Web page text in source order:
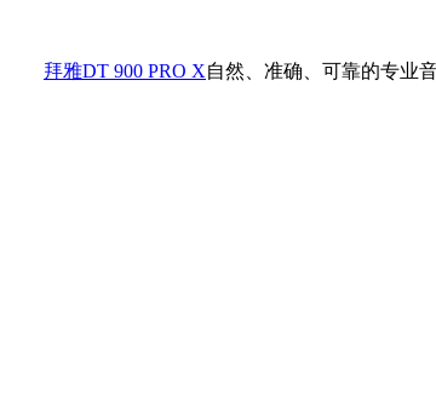
拜雅DT 900 PRO X自然、准确、可靠的专业